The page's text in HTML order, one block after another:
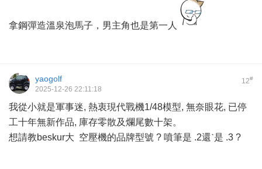
拿鋼彈造溫泉泡馬子，男主角也是第一人
12#
yaogolf
2025-12-26 22:11:18
我從小就是軍事迷, 熱衷現代戰機1/48模型, 無奈眼花, 已停
工十年無新作品, 庫存零散及爛尾數十架。
想請教beskur大 空壓機的品牌型號 ? 噴筆是 .2還ˋ是 .3 ?